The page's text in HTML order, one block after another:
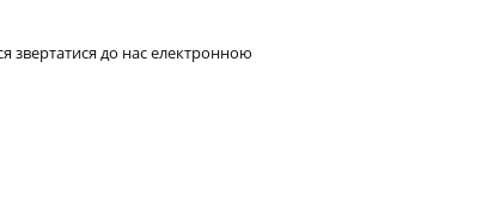
звертатися до нас електронною